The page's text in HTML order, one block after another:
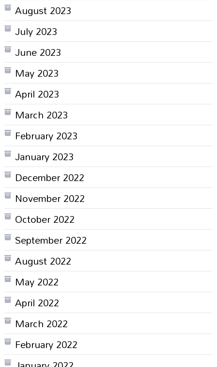
August 2023
July 2023
June 2023
May 2023
April 2023
March 2023
February 2023
January 2023
December 2022
November 2022
October 2022
September 2022
August 2022
May 2022
April 2022
March 2022
February 2022